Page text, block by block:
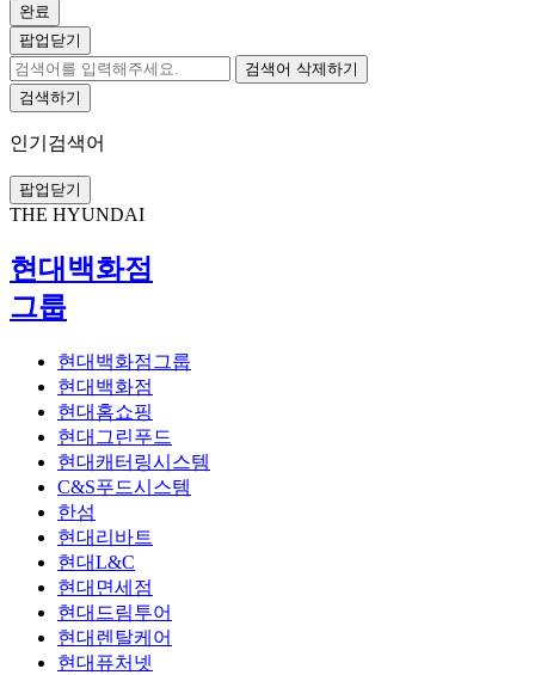
완료
팝업닫기
검색어 삭제하기
검색하기
인기검색어
팝업닫기
THE HYUNDAI
현대백화점
그룹
현대백화점그룹
현대백화점
현대홈쇼핑
현대그린푸드
현대캐터링시스템
C&S푸드시스템
한섬
현대리바트
현대L&C
현대면세점
현대드림투어
현대렌탈케어
현대퓨처넷